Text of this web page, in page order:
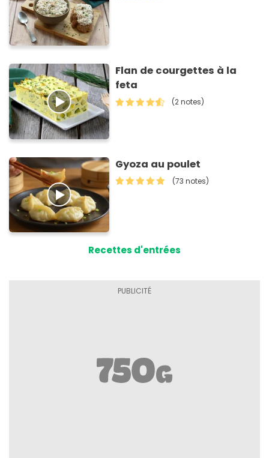
Flan de courgettes à la
feta
(2 notes)
Gyoza au poulet
(73 notes)
Recettes d'entrées